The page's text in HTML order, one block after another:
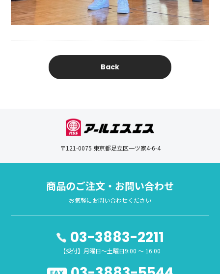
Back
〒121-0075 東京都足立区一ツ家4-6-4
商品のご注文・お問い合わせ
お気軽にお問い合わせください
03-3883-2211
【受付】月曜日～土曜日9:00 ～ 16:00